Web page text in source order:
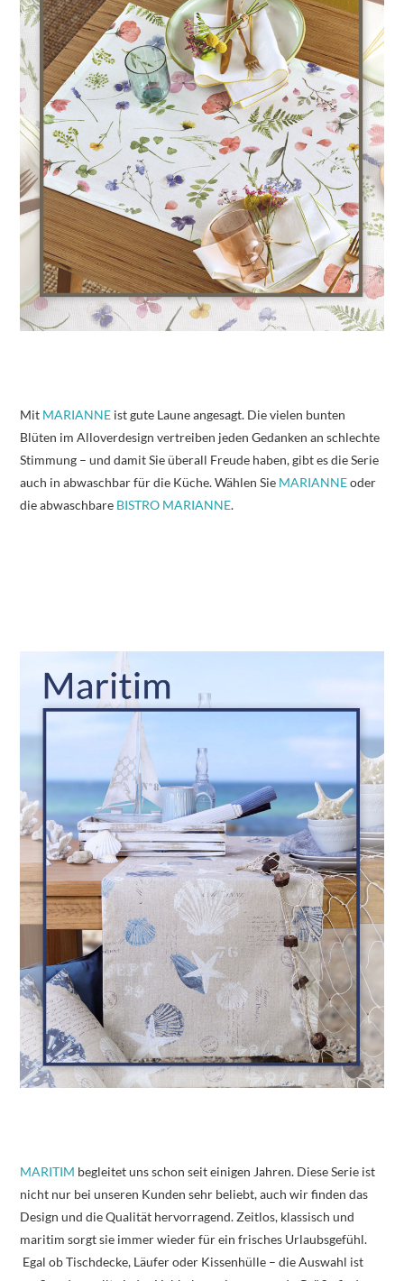
Mit MARIANNE ist gute Laune angesagt. Die vielen bunten
Blüten im Alloverdesign vertreiben jeden Gedanken an schlechte
Stimmung – und damit Sie überall Freude haben, gibt es die Serie
auch in abwaschbar für die Küche. Wählen Sie MARIANNEoder
die abwaschbare BISTRO MARIANNE.
MARITIM begleitet uns schon seit einigen Jahren. Diese Serie ist
nicht nur bei unseren Kunden sehr beliebt, auch wir finden das
Design und die Qualität hervorragend. Zeitlos, klassisch und
maritim sorgt sie immer wieder für ein frisches Urlaubsgefühl.
Egal ob Tischdecke, Läufer oder Kissenhülle – die Auswahl ist